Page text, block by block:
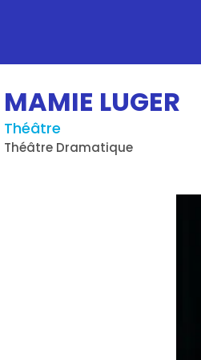
MAMIE LUGER
Théâtre
Théâtre Dramatique